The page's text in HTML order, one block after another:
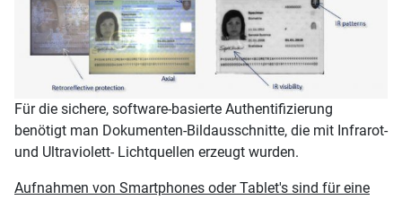
Für die sichere, software-basierte Authentifizierung
benötigt man Dokumenten-Bildausschnitte, die mit Infrarot-
und Ultraviolett- Lichtquellen erzeugt wurden.
Aufnahmen von Smartphones oder Tablet's sind für eine